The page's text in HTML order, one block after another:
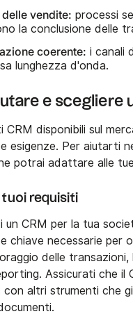
vendite: processi
la conclusione delle
coerente: i canali
lunghezza d'onda.
e scegliere
disponibili sul
esigenze. Per aiutarti
potrai adattare alle
tuoi requisiti
un CRM per la tua
chiave necessarie per
delle
Assicurati che il
con altri strumenti che